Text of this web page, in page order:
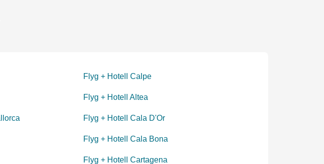
Flyg + Hotell Calpe
Flyg + Hotell Altea
Flyg + Hotell Cala D'Or
Flyg + Hotell Cala Bona
Flyg + Hotell Cartagena